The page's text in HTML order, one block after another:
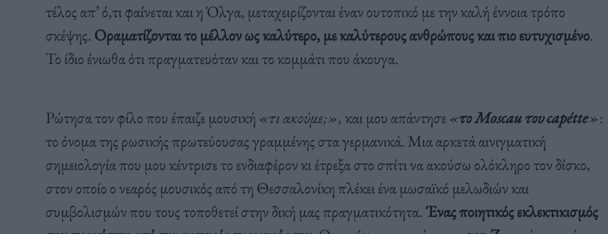
τέλος απ’ ό,τι φαίνεται και η Όλγα, μεταχειρίζονται έναν ουτοπικό με την καλή έννοια τρόπο
σκέψης. Οραματίζονται το μέλλον ως καλύτερο, μεκαλύτερους ανθρώπους καιπιο ευτυχισμένο.
Το ίδιο ένιωθα ότι πραγματευόταν και το κομμάτι που άκουγα.
Ρώτησα τον φίλο που έπαιζε μουσική «τι ακούμε;», και μου απάντησε«το Moscau του capétte»:
το όνομα της ρωσικής πρωτεύουσας γραμμένης στα γερμανικά. Μια αρκετά αινιγματική
σημειολογία που μου κέντρισε το ενδιαφέρον κι έτρεξα στο σπίτι να ακούσω ολόκληρο τον δίσκο,
στον οποίο ο νεαρός μουσικός από τη Θεσσαλονίκη πλέκει ένα μωσαϊκό μελωδιών και
συμβολισμών που τους τοποθετεί στην δική μας πραγματικότητα.Ένας ποιητικός εκλεκτικισμός